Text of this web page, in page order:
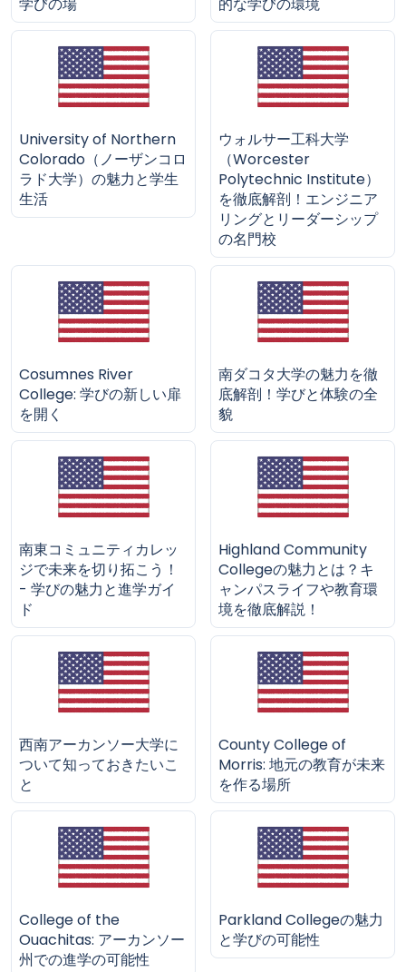
学びの場 的な学びの環境
University of Northern
Colorado（ノーザンコロ
ラド大学）の魅力と学生
生活
ウォルサー工科大学
（Worcester
Polytechnic Institute）
を徹底解剖！エンジニア
リングとリーダーシップ
の名門校
Cosumnes River
College: 学びの新しい扉
を開く
南ダコタ大学の魅力を徹
底解剖！学びと体験の全
貌
南東コミュニティカレッ
ジで未来を切り拓こう！
- 学びの魅力と進学ガイ
ド
Highland Community
Collegeの魅力とは？キ
ャンパスライフや教育環
境を徹底解説！
西南アーカンソー大学に
ついて知っておきたいこ
と
County College of
Morris: 地元の教育が未来
を作る場所
College of the
Ouachitas: アーカンソー
州での進学の可能性
Parkland Collegeの魅力
と学びの可能性